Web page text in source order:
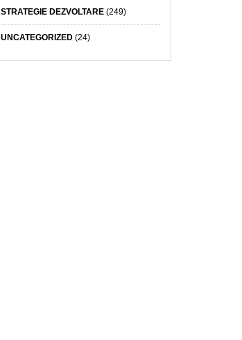
STRATEGIE DEZVOLTARE(249)
UNCATEGORIZED(24)